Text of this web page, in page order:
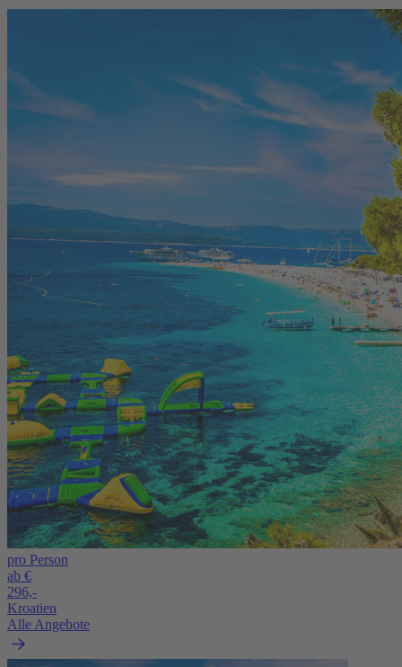
pro Person
ab €
296,-
Kroatien
Alle Angebote